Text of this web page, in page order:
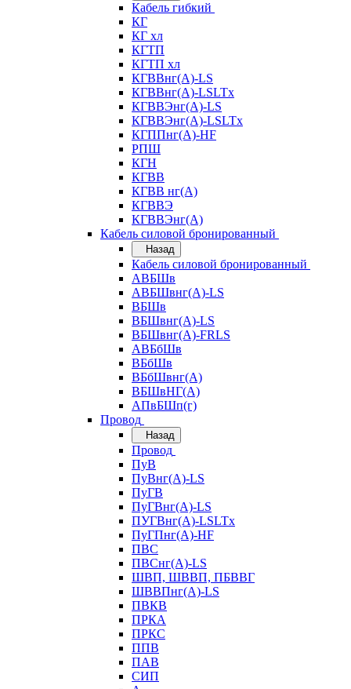
Кабель гибкий
КГ
КГ хл
КГТП
КГТП хл
КГВВнг(А)-LS
КГВВнг(А)-LSLTx
КГВВЭнг(А)-LS
КГВВЭнг(А)-LSLTx
КГППнг(А)-HF
РПШ
КГН
КГВВ
КГВВ нг(А)
КГВВЭ
КГВВЭнг(А)
Кабель силовой бронированный
Назад
Кабель силовой бронированный
АВБШв
АВБШвнг(А)-LS
ВБШв
ВБШвнг(А)-LS
ВБШвнг(А)-FRLS
АВБбШв
ВБбШв
ВБбШвнг(А)
ВБШвНГ(А)
АПвБШп(г)
Провод
Назад
Провод
ПуВ
ПуВнг(А)-LS
ПуГВ
ПуГВнг(А)-LS
ПУГВнг(А)-LSLTx
ПуГПнг(А)-HF
ПВС
ПВСнг(А)-LS
ШВП, ШВВП, ПБВВГ
ШВВПнг(А)-LS
ПВКВ
ПРКА
ПРКС
ППВ
ПАВ
СИП